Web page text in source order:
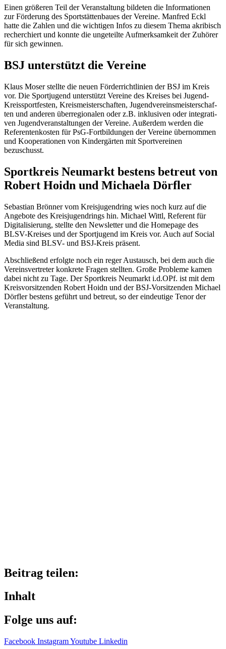
Einen größe­ren Teil der Veran­stal­tung bilde­ten die Infor­ma­tio­nen
zur Förde­rung des Sport­stät­ten­baues der Vereine. Manfred Eckl
hatte die Zahlen und die wich­ti­gen Infos zu diesem Thema akri­bisch
recher­chiert und konnte die unge­teilte Aufmerk­sam­keit der Zuhö­rer
für sich gewinnen.
BSJ unter­stützt die Vereine
Klaus Moser stellte die neuen Förder­richt­li­nien der BSJ im Kreis
vor. Die Sport­ju­gend unter­stützt Vereine des Krei­ses bei Jugend-
Kreis­sport­fes­ten, Kreis­meis­ter­schaf­ten, Jugend­ver­eins­meis­ter­schaf­
ten und ande­ren über­re­gio­na­len oder z.B. inklu­si­ven oder inte­gra­ti­
ven Jugend­ver­an­stal­tun­gen der Vereine. Außer­dem werden die
Refe­ren­ten­kos­ten für PsG-Fort­bil­dun­gen der Vereine über­nom­men
und Koope­ra­tio­nen von Kinder­gär­ten mit Sport­ver­ei­nen
bezuschusst.
Sport­kreis Neumarkt bestens betreut von
Robert Hoidn und Michaela Dörfler
Sebas­tian Brön­ner vom Kreis­ju­gend­ring wies noch kurz auf die
Ange­bote des Kreis­ju­gend­rings hin. Michael Wittl, Refe­rent für
Digi­ta­li­sie­rung, stellte den News­let­ter und die Home­page des
BLSV-Krei­ses und der Sport­ju­gend im Kreis vor. Auch auf Social
Media sind BLSV- und BSJ-Kreis präsent.
Abschlie­ßend erfolgte noch ein reger Austausch, bei dem auch die
Vereins­ver­tre­ter konkrete Fragen stell­ten. Große Probleme kamen
dabei nicht zu Tage. Der Sport­kreis Neumarkt i.d.OPf. ist mit dem
Kreis­vor­sit­zen­den Robert Hoidn und der BSJ-Vorsit­zen­den Michael
Dörf­ler bestens geführt und betreut, so der eindeu­tige Tenor der
Veranstaltung.
Beitrag teilen:
Inhalt
Folge uns auf:
Facebook InstagramYoutube Linkedin